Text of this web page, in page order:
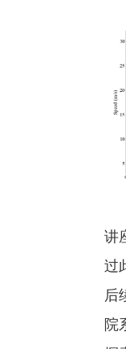
讲
过
后
院